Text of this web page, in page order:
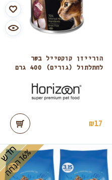
הורייזן קוקטייל בשר
לחתלתול (גורים) 400 גרם
₪17
1
6
%
ה
נ
ח
ה